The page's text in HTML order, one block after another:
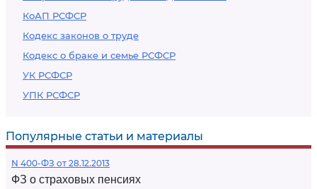
КоАП РСФСР
Кодекс законов о труде
Кодекс о браке и семье РСФСР
УК РСФСР
УПК РСФСР
Популярные статьи и материалы
N 400-ФЗ от 28.12.2013
ФЗ о страховых пенсиях